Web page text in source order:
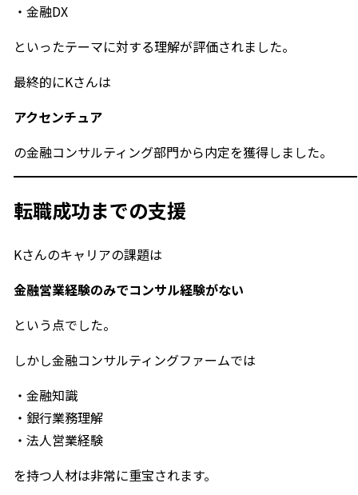
・金融DX
といったテーマに対する理解が評価されました。
最終的にKさんは
アクセンチュア
の金融コンサルティング部門から内定を獲得しました。
転職成功までの支援
Kさんのキャリアの課題は
金融営業経験のみでコンサル経験がない
という点でした。
しかし金融コンサルティングファームでは
・金融知識
・銀行業務理解
・法人営業経験
を持つ人材は非常に重宝されます。